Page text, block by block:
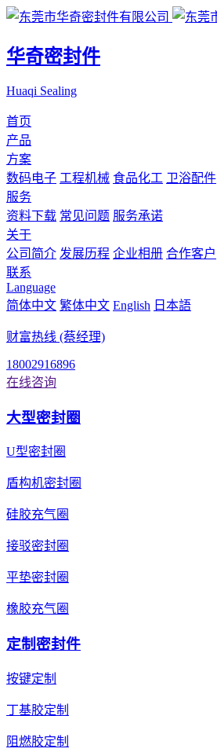
华奇密封件
Huaqi Sealing
首页
产品
方案
数码电子 工程机械 食品化工 卫浴配件
服务
资料下载 常见问题 服务承诺
关于
公司简介 发展历程 企业相册 合作客户
联系
Language
简体中文 繁体中文 English 日本語
财富热线 (蔡经理)
18002916896
在线咨询
大型密封圈
U型密封圈
盾构机密封圈
硅胶充气圈
接驳密封圈
平垫密封圈
橡胶充气圈
定制密封件
按键定制
丁基胶定制
阻燃胶定制